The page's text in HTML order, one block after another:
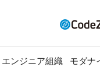
エンジニア組織 モダナ